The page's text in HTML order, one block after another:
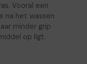
Vooral een
na het wassen
minder grip
op ligt.